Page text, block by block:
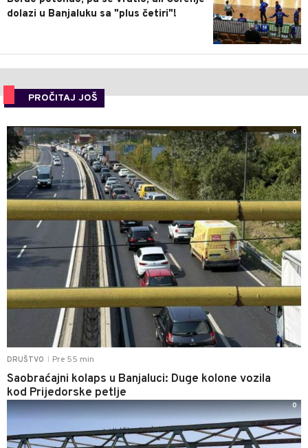
dolazi u Banjaluku sa "plus četiri"!
PROČITAJ JOŠ
DRUŠTVO Pre 55 min
Saobraćajni kolaps u Banjaluci: Duge kolone vozila
kod Prijedorske petlje
0
0